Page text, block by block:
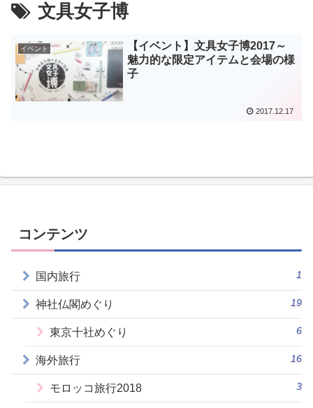
文具女子博
イベント
【イベント】文具女子博2017～
魅力的な限定アイテムと会場の様
子
2017.12.17
コンテンツ
国内旅行 1
神社仏閣めぐり 19
東京十社めぐり 6
海外旅行 16
モロッコ旅行2018 3